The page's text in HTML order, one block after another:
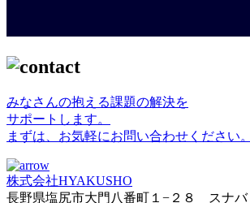
みなさんの抱える課題の解決を
サポートします。
まずは、お気軽にお問い合わせください。
株式会社HYAKUSHO
長野県塩尻市大門八番町１−２８ スナバ